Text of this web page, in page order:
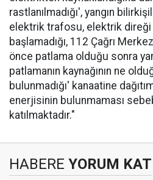
rastlanılmadığı', yangın
elektrik trafosu, elektrik direği
başlamadığı, 112 Çağrı
önce patlama olduğu sonra
patlamanın kaynağının ne
bulunmadığı' kanaatine
enerjisinin bulunmaması
katılmaktadır."
HABERE YORUM KAT